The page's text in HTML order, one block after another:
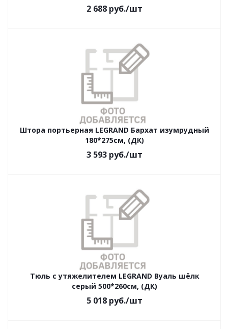
2 688 руб./шт
Штора портьерная LEGRAND Бархат изумрудный
180*275см, (ДК)
3 593 руб./шт
Тюль с утяжелителем LEGRAND Вуаль шёлк
серый 500*260см, (ДК)
5 018 руб./шт